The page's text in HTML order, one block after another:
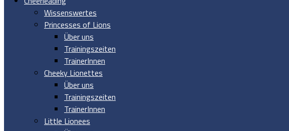
Wissenswertes
Princesses of Lions
Über uns
Trainingszeiten
TrainerInnen
Cheeky Lionettes
Über uns
Trainingszeiten
TrainerInnen
Little Lionees